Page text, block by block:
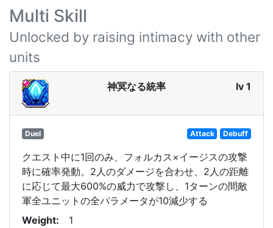
Multi Skill
Unlocked by raising intimacy with other
units
神冥なる統率 lv 1
Duel Attack Debuff
クエスト中に1回のみ、フォルカス×イージスの攻撃
時に確率発動。2人のダメージを合わせ、2人の距離
に応じて最大600%の威力で攻撃し、1ターンの間敵
軍全ユニットの全パラメータが10減少する
Weight
1